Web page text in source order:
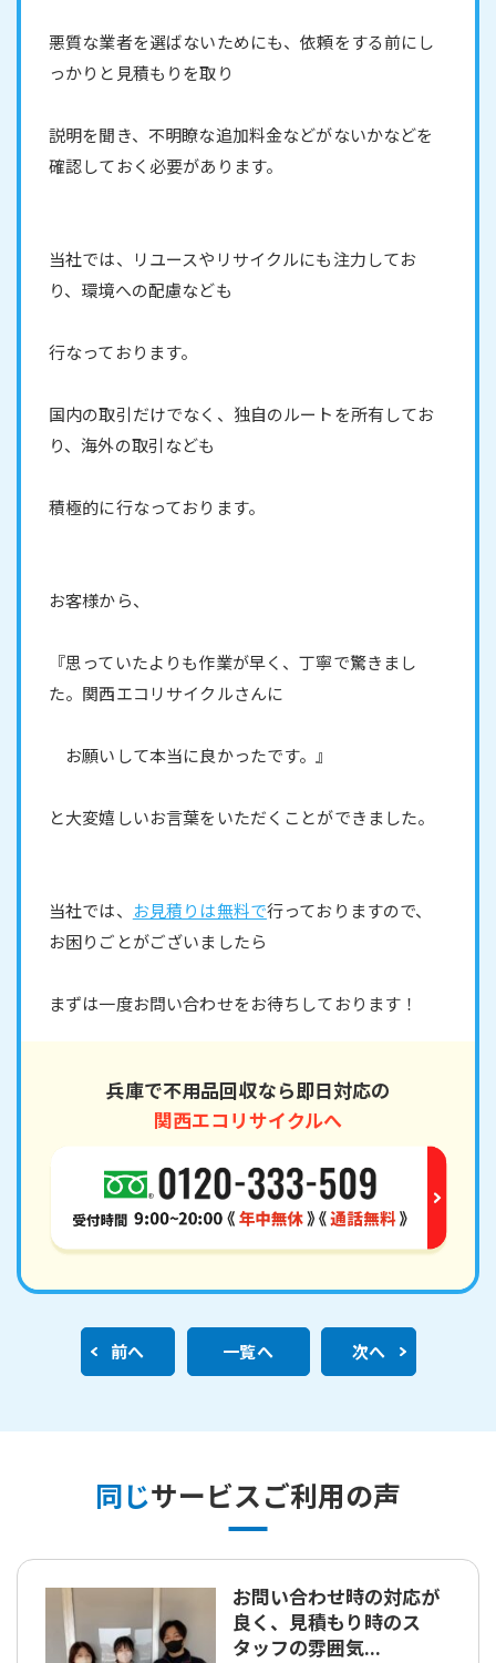
悪質な業者を選ばないためにも、依頼をする前にし
っかりと見積もりを取り
説明を聞き、不明瞭な追加料金などがないかなどを
確認しておく必要があります。
当社では、リユースやリサイクルにも注力してお
り、環境への配慮なども
行なっております。
国内の取引だけでなく、独自のルートを所有してお
り、海外の取引なども
積極的に行なっております。
お客様から、
『思っていたよりも作業が早く、丁寧で驚きまし
た。関西エコリサイクルさんに
お願いして本当に良かったです。』
と大変嬉しいお言葉をいただくことができました。
当社では、 お見積りは無料で行っておりますので、
お困りごとがございましたら
まずは一度お問い合わせをお待ちしております！
兵庫で不用品回収なら即日対応の
関西エコリサイクルへ
前へ 一覧へ 次へ
同じサービスご利用の声
お問い合わせ時の対応が
良く、見積もり時のス
タッフの雰囲気...